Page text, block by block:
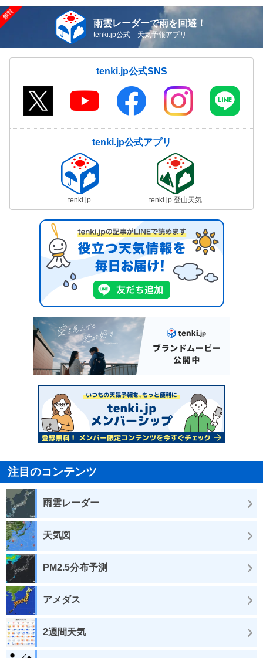
雨雲レーダーで雨を回避！
tenki.jp公式 天気予報アプリ
tenki.jp公式SNS
tenki.jp公式アプリ
tenki.jp tenki.jp 登山天気
注目のコンテンツ
雨雲レーダー
天気図
PM2.5分布予測
アメダス
2週間天気